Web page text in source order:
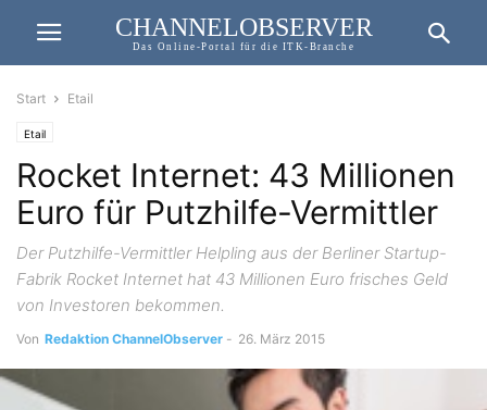
CHANNELOBSERVER
Das Online-Portal für die ITK-Branche
Start Etail
Etail
Rocket Internet: 43 Millionen
Euro für Putzhilfe-Vermittler
Der Putzhilfe-Vermittler Helpling aus der Berliner Startup-
Fabrik Rocket Internet hat 43 Millionen Euro frisches Geld
von Investoren bekommen.
Von Redaktion ChannelObserver - 26. März 2015